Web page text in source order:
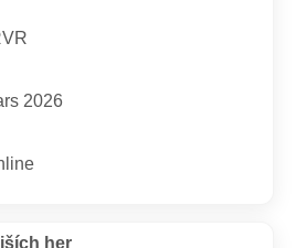
2026
her